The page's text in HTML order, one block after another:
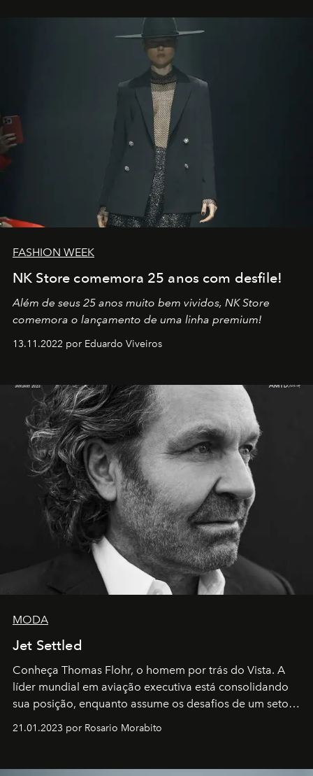
por propósitos, com um claro senso de missão na vida e
FASHION WEEK
NK Store comemora 25 anos com desfile!
Além de seus 25 anos muito bem vividos, NK Store
comemora o lançamento de uma linha premium!
13.11.2022 por Eduardo Viveiros
MODA
Jet Settled
Conheça Thomas Flohr, o homem por trás do Vista. A
líder mundial em aviação executiva está consolidando
sua posição, enquanto assume os desafios de um setor
em rápida evolução e redefinindo o conceito de luxo
21.01.2023 por Rosario Morabito